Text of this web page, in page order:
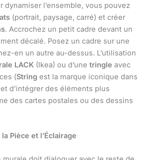
dynamiser l’ensemble, vous pouvez
(portrait, paysage, carré) et créer
. Accrochez un petit cadre devant un
décalé. Posez un cadre sur une
en un autre au-dessus. L’utilisation
LACK (Ikea) ou d’une tringle avec
(String est la marque iconique dans
d’intégrer des éléments plus
des cartes postales ou des dessins
Pièce et l’Éclairage